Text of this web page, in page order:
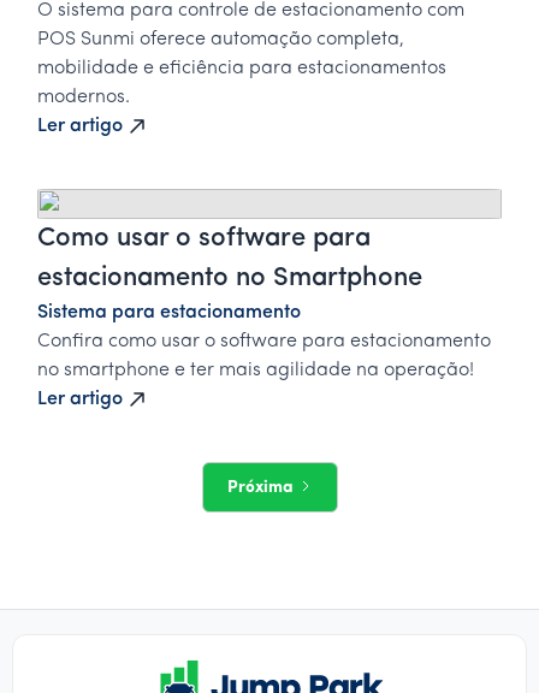
O sistema para controle de estacionamento com
POS Sunmi oferece automação completa,
mobilidade e eficiência para estacionamentos
modernos.
Ler artigo
Como usar o software para
estacionamento no Smartphone
Sistema para estacionamento
Confira como usar o software para estacionamento
no smartphone e ter mais agilidade na operação!
Ler artigo
Próxima